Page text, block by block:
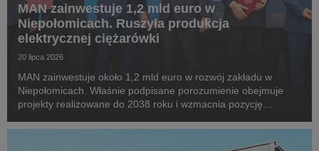
MAN zainwestuje 1,2 mld euro w
Niepołomicach. Ruszyła produkcja
elektrycznej ciężarówki
20 lipca 2026
MAN zainwestuje około 1,2 mld euro w rozwój zakładu w
Niepołomicach. Właśnie podpisane porozumienie obejmuje
projekty realizowane do 2038 roku i wzmacnia pozycję
podpisali Andrzej Domański, minister finansów i ...